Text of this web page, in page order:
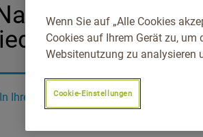
Hessen,
In Ihrer Nähe 0
Wenn Sie auf „Alle Cookies
Cookies auf Ihrem Gerät zu,
Websitenutzung zu analysieren
Cookie-Einstellungen